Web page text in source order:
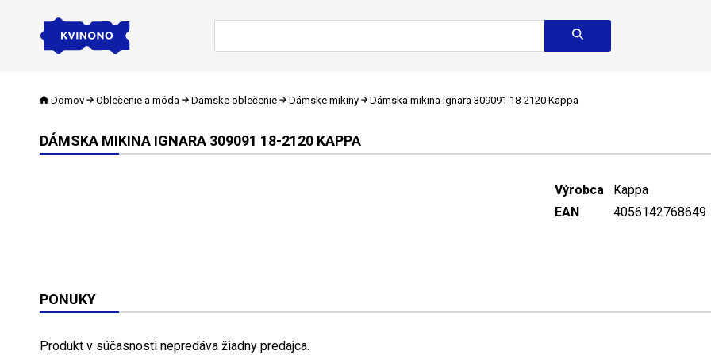
Domov Oblečenie a móda Dámske oblečenie Dámske mikiny Dámska mikina Ignara 309091 18-2120 Kappa
DÁMSKA MIKINA IGNARA 309091 18-2120 KAPPA
Výrobca
Kappa
EAN
4056142768649
PONUKY
Produkt v súčasnosti nepredáva žiadny predajca.